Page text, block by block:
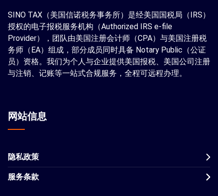
SINO TAX（美国信诺税务事务所）是经美国国税局（IRS）
授权的电子报税服务机构（Authorized IRS e-file
Provider），团队由美国注册会计师（CPA）与美国注册税
务师（EA）组成，部分成员同时具备 Notary Public（公证
员）资格。我们为个人与企业提供美国报税、美国公司注册
与注销、记账等一站式合规服务，全程可远程办理。
网站信息
隐私政策
服务条款